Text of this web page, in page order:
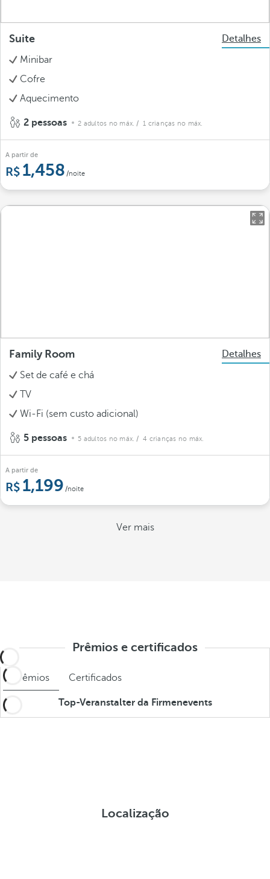
Suite
Detalhes
Minibar
Cofre
Aquecimento
2 pessoas 2 adultos no máx. / 1 crianças no máx.
A partir de
1,458 /noite
Family Room
Detalhes
Set de café e chá
TV
Wi-Fi (sem custo adicional)
5 pessoas 5 adultos no máx. / 4 crianças no máx.
A partir de
1,199 /noite
Ver mais
Prêmios e certificados
Prêmios Certificados
Top-Veranstalter da Firmenevents
Localização